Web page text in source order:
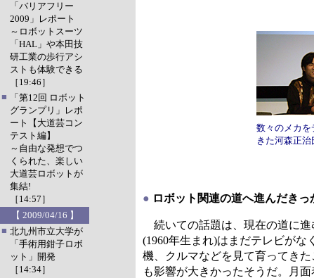
「バリアフリー
2009」レポート
～ロボットスーツ
「HAL」や本田技
研工業の歩行アシ
ストも体験できる
［19:46］
■
「第12回 ロボット
グランプリ」レポ
ート【大道芸コン
テスト編】
～自由な発想でつ
くられた、楽しい
大道芸ロボットが
集結!
［14:57］
【 2009/04/16 】
■ 北九州市立大学が
「手術用鉗子ロボ
ット」開発
［14:34］
数々のメカを
きた河森正治
● ロボット関連の道へ進んだき
続いての話題は、現在の道に進
(1960年生まれ)はまだテレビが
機、クルマなどを見て育ってき
も影響が大きかったそうだ。月